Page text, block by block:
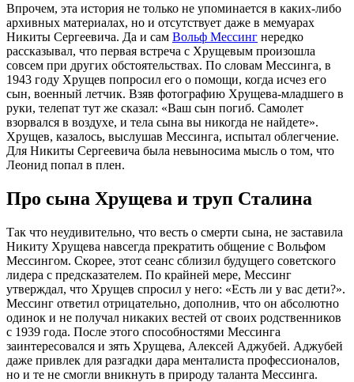
Впрочем, эта история не только не упоминается в каких-либо
архивных материалах, но и отсутствует даже в мемуарах
Никиты Сергеевича. Да и сам Вольф Мессинг нередко
рассказывал, что первая встреча с Хрущевым произошла
совсем при других обстоятельствах. По словам Мессинга, в
1943 году Хрущев попросил его о помощи, когда исчез его
сын, военный летчик. Взяв фотографию Хрущева-младшего в
руки, телепат тут же сказал: «Ваш сын погиб. Самолет
взорвался в воздухе, и тела сына вы никогда не найдете».
Хрущев, казалось, выслушав Мессинга, испытал облегчение.
Для Никиты Сергеевича была невыносима мысль о том, что
Леонид попал в плен.
Про сына Хрущева и труп Сталина
Так что неудивительно, что весть о смерти сына, не заставила
Никиту Хрущева навсегда прекратить общение с Вольфом
Мессингом. Скорее, этот сеанс сблизил будущего советского
лидера с предсказателем. По крайней мере, Мессинг
утверждал, что Хрущев спросил у него: «Есть ли у вас дети?».
Мессинг ответил отрицательно, дополнив, что он абсолютно
одинок и не получал никаких вестей от своих родственников
с 1939 года. После этого способностями Мессинга
заинтересовался и зять Хрущева, Алексей Аджубей. Аджубей
даже привлек для разгадки дара менталиста профессионалов,
но и те не смогли вникнуть в природу таланта Мессинга.